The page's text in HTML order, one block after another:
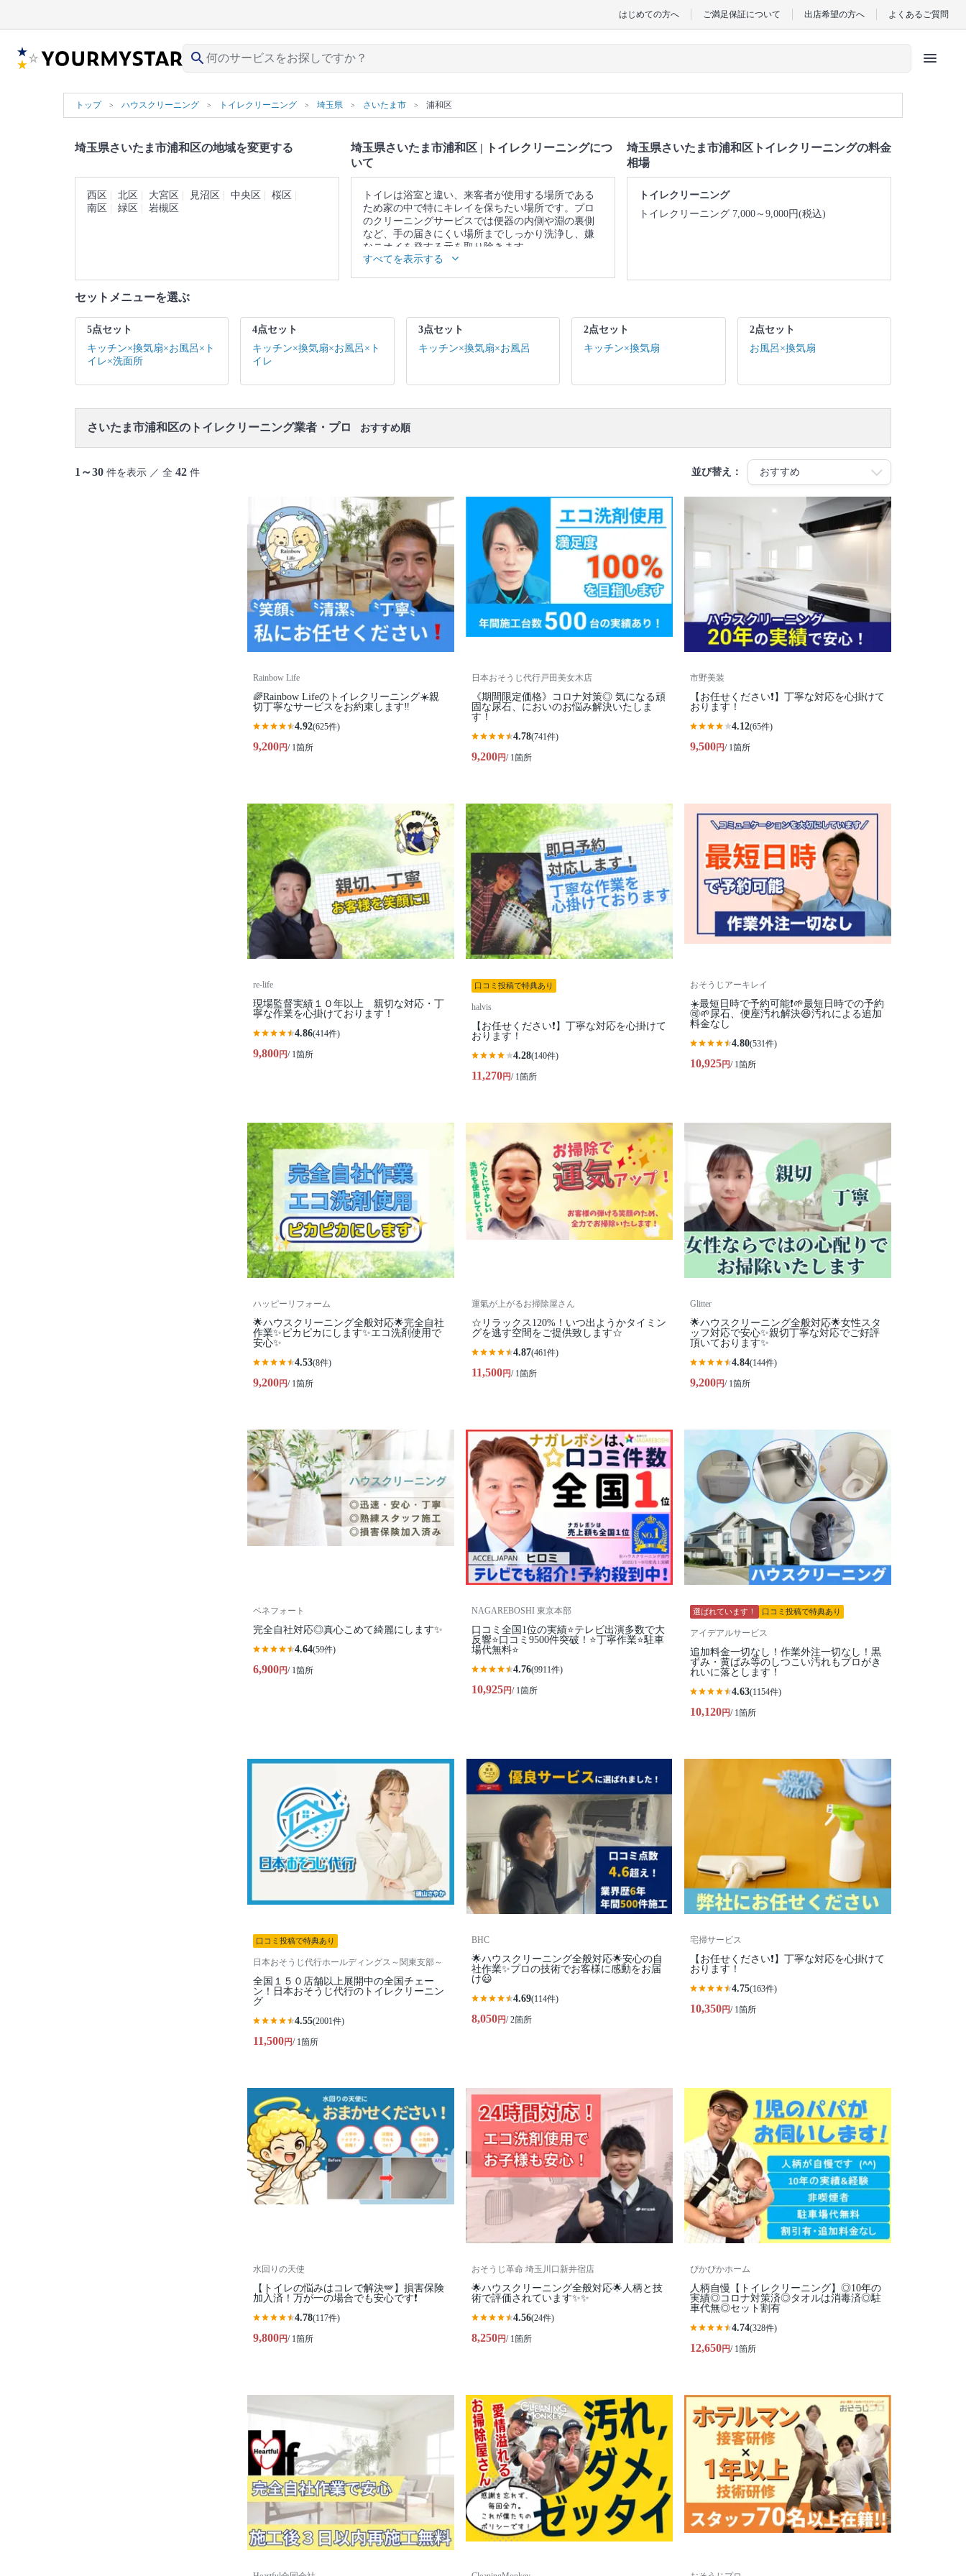
はじめての方へ ご満足保証について 出店希望の方へ よくあるご質問
search menu
トップ ハウスクリーニング トイレクリーニング 埼玉県 さいたま市 浦和区
埼玉県さいたま市浦和区の地域を変更する
西区 北区 大宮区 見沼区 中央区
桜区
南区
緑区 岩槻区
埼玉県さいたま市浦和区 | トイレクリーニングにつ
いて
トイレは浴室と違い、来客者が使用する場所である
ため家の中で特にキレイを保ちたい場所です。プロ
のクリーニングサービスでは便器の内側や淵の裏側
など、手の届きにくい場所までしっかり洗浄し、嫌
なニオイを発する元を取り除きます。
▼表示価格に含まれるトイレクリーニングの作業範
囲
所の簡易清掃
口コミ
もご参照ください。
※本ページでは一部プロモーションを含む場合があ
すべてを表示する
埼玉県さいたま市浦和区トイレクリーニングの料金
相場
トイレクリーニング
トイレクリーニング 7,000～9,000円(税込)
セットメニューを選ぶ
5点セット
キッチン×換気扇×お風呂×ト
イレ×洗面所
4点セット
キッチン×換気扇×お風呂×ト
イレ
3点セット
キッチン×換気扇×お風呂
2点セット
キッチン×換気扇
2点セット
お風呂×換気扇
さいたま市浦和区のトイレクリーニング業者・プロ おすすめ順
1～30 件を表示 ／ 全 42 件 並び替え：
Rainbow Life
🌈Rainbow Lifeのトイレクリーニング☀️親
切丁寧なサービスをお約束します‼️
4.92(625件)
9,200円/ 1箇所
日本おそうじ代行戸田美女木店
《期間限定価格》コロナ対策◎ 気になる頑
固な尿石、においのお悩み解決いたしま
す！
4.78(741件)
9,200円/ 1箇所
市野美装
【お任せください❗️】丁寧な対応を心掛けて
おります！
4.12(65件)
9,500円/ 1箇所
re-life
現場監督実績１０年以上 親切な対応・丁
寧な作業を心掛けております！
4.86(414件)
9,800円/ 1箇所
口コミ投稿で特典あり
halvis
【お任せください❗️】丁寧な対応を心掛けて
おります！
4.28(140件)
11,270円/ 1箇所
おそうじアーキレイ
☀️最短日時で予約可能❗🌱最短日時での予約
🉑🌱尿石、便座汚れ解決😆汚れによる追加
料金なし
4.80(531件)
10,925円/ 1箇所
ハッピーリフォーム
🌟ハウスクリーニング全般対応🌟完全自社
作業✨️ピカピカにします✨️エコ洗剤使用で
安心✨
4.53(8件)
9,200円/ 1箇所
運氣が上がるお掃除屋さん
☆リラックス120%！いつ出ようかタイミン
グを逃す空間をご提供致します☆
4.87(461件)
11,500円/ 1箇所
Glitter
🌟ハウスクリーニング全般対応🌟女性スタ
ッフ対応で安心✨親切丁寧な対応でご好評
頂いております✨
4.84(144件)
9,200円/ 1箇所
ベネフォート
完全自社対応◎真心こめて綺麗にします✨
4.64(59件)
6,900円/ 1箇所
NAGAREBOSHI 東京本部
口コミ全国1位の実績⭐テレビ出演多数で大
反響⭐口コミ9500件突破！⭐丁寧作業⭐駐車
場代無料⭐
4.76(9911件)
10,925円/ 1箇所
選ばれています！ 口コミ投稿で特典あり
アイデアルサービス
追加料金一切なし！作業外注一切なし！黒
ずみ・黄ばみ等のしつこい汚れもプロがき
れいに落とします！
4.63(1154件)
10,120円/ 1箇所
口コミ投稿で特典あり
日本おそうじ代行ホールディングス～関東支部～
全国１５０店舗以上展開中の全国チェー
ン！日本おそうじ代行のトイレクリーニン
グ
4.55(2001件)
11,500円/ 1箇所
BHC
🌟ハウスクリーニング全般対応🌟安心の自
社作業✨プロの技術でお客様に感動をお届
け😃
4.69(114件)
8,050円/ 2箇所
宅掃サービス
【お任せください❗️】丁寧な対応を心掛けて
おります！
4.75(163件)
10,350円/ 1箇所
水回りの天使
【トイレの悩みはコレで解決🪽】損害保険
加入済！万が一の場合でも安心です❗️
4.78(117件)
9,800円/ 1箇所
おそうじ革命 埼玉川口新井宿店
🌟ハウスクリーニング全般対応🌟人柄と技
術で評価されています✨✨
4.56(24件)
8,250円/ 1箇所
ぴかぴかホーム
人柄自慢【トイレクリーニング】◎10年の
実績◎コロナ対策済◎タオルは消毒済◎駐
車代無◎セット割有
4.74(328件)
12,650円/ 1箇所